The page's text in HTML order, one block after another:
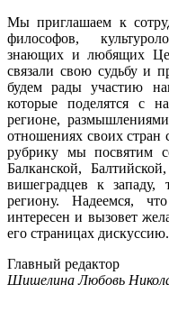
Мы приглашаем к
философов,
знающих и любящих
связали свою судьбу и
будем рады участию
которые поделятся с
регионе,
отношениях своих
рубрику мы посвятим
Балканской,
вишеградцев к западу,
региону. Надеемся,
интересен и вызовет
его страницах дискуссию.
Главный редактор
Шишелина Любовь